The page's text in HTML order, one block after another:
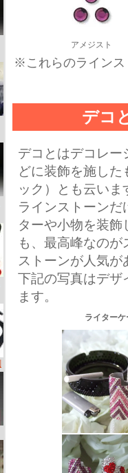
アメジスト
※これらのラインス
デコ
デコとはデコレー
どに装飾を施し
ック）とも云いま
ラインストーン
ターや小物を装
も、最高峰なの
ストーンが人気
下記の写真はデザ
ます。
ライターケ